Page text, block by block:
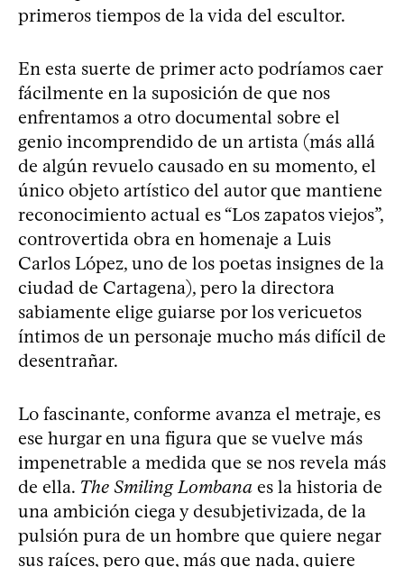
primeros tiempos de la vida del escultor.
En esta suerte de primer acto podríamos caer
fácilmente en la suposición de que nos
enfrentamos a otro documental sobre el
genio incomprendido de un artista (más allá
de algún revuelo causado en su momento, el
único objeto artístico del autor que mantiene
reconocimiento actual es “Los zapatos viejos”,
controvertida obra en homenaje a Luis
Carlos López, uno de los poetas insignes de la
ciudad de Cartagena), pero la directora
sabiamente elige guiarse por los vericuetos
íntimos de un personaje mucho más difícil de
desentrañar.
Lo fascinante, conforme avanza el metraje, es
ese hurgar en una figura que se vuelve más
impenetrable a medida que se nos revela más
de ella. The Smiling Lombana es la historia de
una ambición ciega y desubjetivizada, de la
pulsión pura de un hombre que quiere negar
sus raíces, pero que, más que nada, quiere